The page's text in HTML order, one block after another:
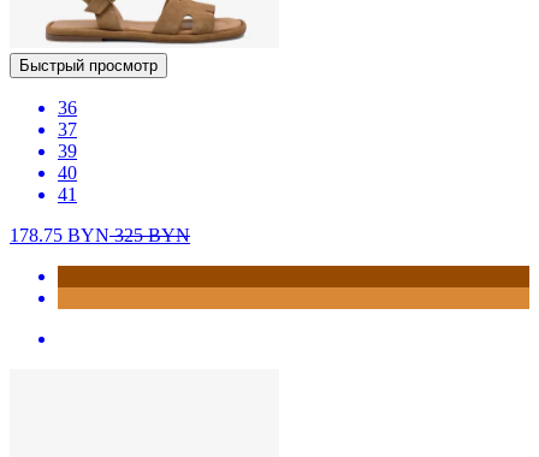
Быстрый просмотр
36
37
39
40
41
178.75 BYN325BYN